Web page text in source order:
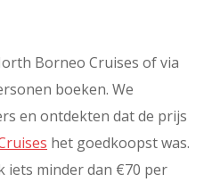
Borneo Cruises of via
boeken. We
en ontdekten dat de prijs
het goedkoopst was.
iets minder dan €70 per